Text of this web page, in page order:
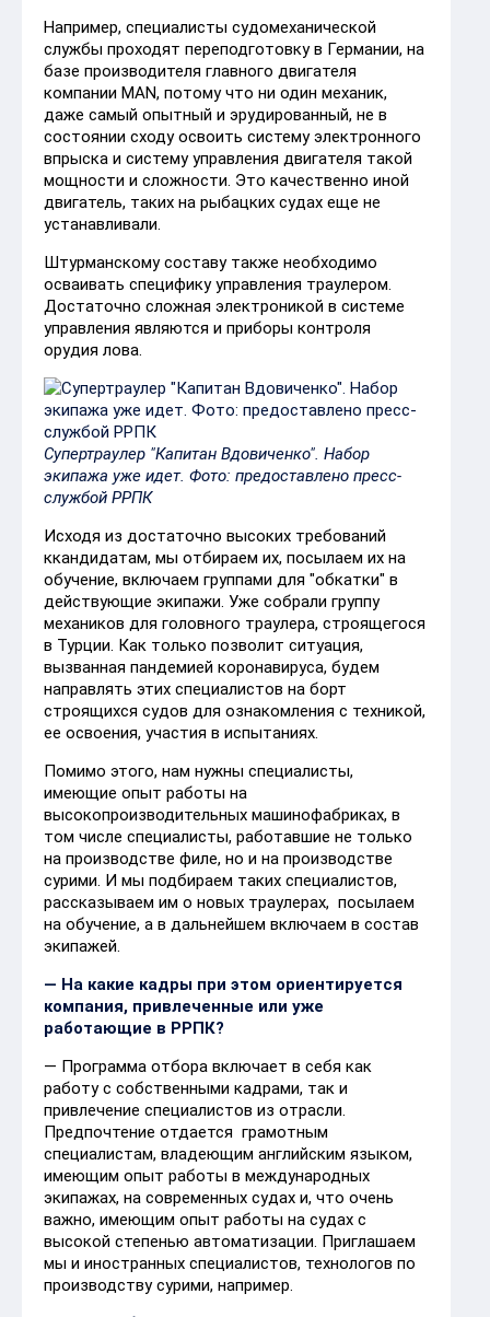
Например, специалисты судомеханической
службы проходят переподготовку в Германии, на
базе производителя главного двигателя
компании MAN, потому что ни один механик,
даже самый опытный и эрудированный, не в
состоянии сходу освоить систему электронного
впрыска и систему управления двигателя такой
мощности и сложности. Это качественно иной
двигатель, таких на рыбацких судах еще не
устанавливали.
Штурманскому составу также необходимо
осваивать специфику управления траулером.
Достаточно сложная электроникой в системе
управления являются и приборы контроля
орудия лова.
Супертраулер "Капитан Вдовиченко". Набор
экипажа уже идет. Фото: предоставлено пресс-
службой РРПК ​
Исходя из достаточно высоких требований
ккандидатам, мы отбираем их, посылаем их на
обучение, включаем группами для "обкатки" в
действующие экипажи. Уже собрали группу
механиков для головного траулера, строящегося
в Турции. Как только позволит ситуация,
вызванная пандемией коронавируса, будем
направлять этих специалистов на борт
строящихся судов для ознакомления с техникой,
ее освоения, участия в испытаниях.
Помимо этого, нам нужны специалисты,
имеющие опыт работы на
высокопроизводительных машинофабриках, в
том числе специалисты, работавшие не только
на производстве филе, но и на производстве
сурими. И мы подбираем таких специалистов,
рассказываем им о новых траулерах, посылаем
на обучение, а в дальнейшем включаем в состав
экипажей.
— На какие кадры при этом ориентируется
компания, привлеченные или уже
работающие в РРПК?
— Программа отбора включает в себя как
работу с собственными кадрами, так и
привлечение специалистов из отрасли.
Предпочтение отдается грамотным
специалистам, владеющим английским языком,
имеющим опыт работы в международных
экипажах, на современных судах и, что очень
важно, имеющим опыт работы на судах с
высокой степенью автоматизации. Приглашаем
мы и иностранных специалистов, технологов по
производству сурими, например.